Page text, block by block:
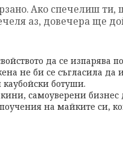
Ако спечелиш ти,
аз, довечера ще
да се изпарява
не би се съгласила да
каубойски ботуши.
самоуверени
на майките си,